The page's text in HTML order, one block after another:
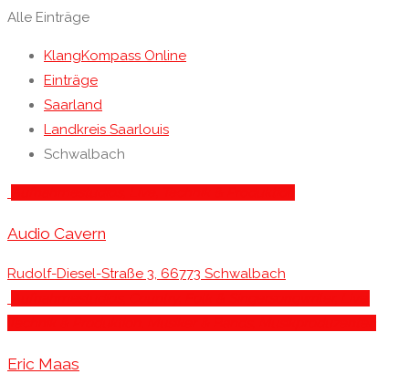
Alle Einträge
KlangKompass Online
Einträge
Saarland
Landkreis Saarlouis
Schwalbach
Audio Cavern
Rudolf-Diesel-Straße 3, 66773 Schwalbach
Eric Maas